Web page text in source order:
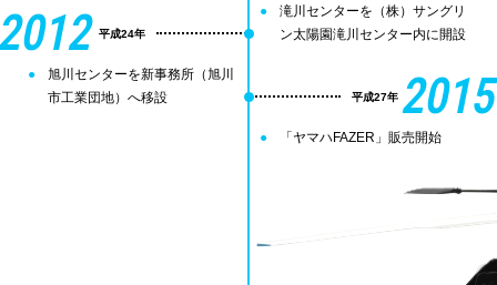
滝川センターを（株）サングリ
ン太陽園滝川センター内に開設
平成24年
旭川センターを新事務所（旭川
市工業団地）へ移設
2015
平成27年
「ヤマハFAZER」販売開始